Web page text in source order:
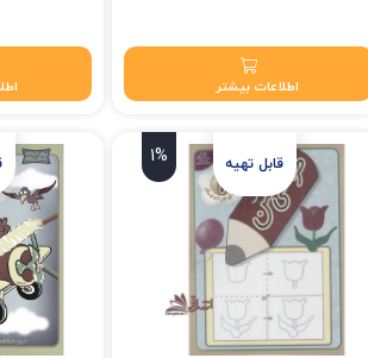
اطلاعات بیشتر
1%